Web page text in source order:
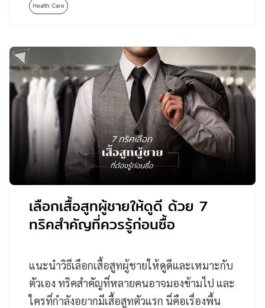
Health Care
เลือกเสื้อสูทผู้ชายให้ดูดี ด้วย 7
ทริคสำคัญที่ควรรู้ก่อนซื้อ
แนะนำวิธีเลือกเสื้อสูทผู้ชายให้ดูดีและเหมาะกับ
ตัวเอง ทริคสำคัญที่หลายคนอาจมองข้ามไป และ
ใครที่กำลังอยากมีเสื้อสูทตัวแรก นี่คือเรื่องพื้น